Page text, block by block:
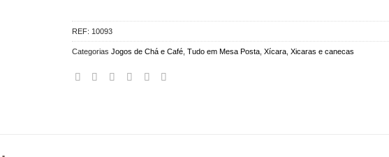
REF: 10093
Categorias Jogos de Chá e Café, Tudo em Mesa Posta, Xícara, Xicaras e canecas